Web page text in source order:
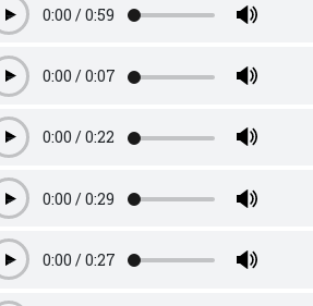
Play0:00 /0:59
Play0:00 /0:07
Play0:00 /0:22
Play0:00 /0:29
Play0:00 /0:27